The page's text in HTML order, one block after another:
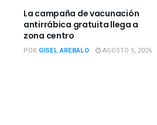
La campaña de vacunación
antirrábica gratuita llega a
zona centro
POR GISEL AREBALO AGOSTO 5, 2026